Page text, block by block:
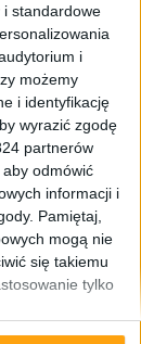
standardowe
i
możemy
i identyfikację
wyrazić zgodę
partnerów
odmówić
informacji i
Pamiętaj,
mogą nie
się takiemu
tylko